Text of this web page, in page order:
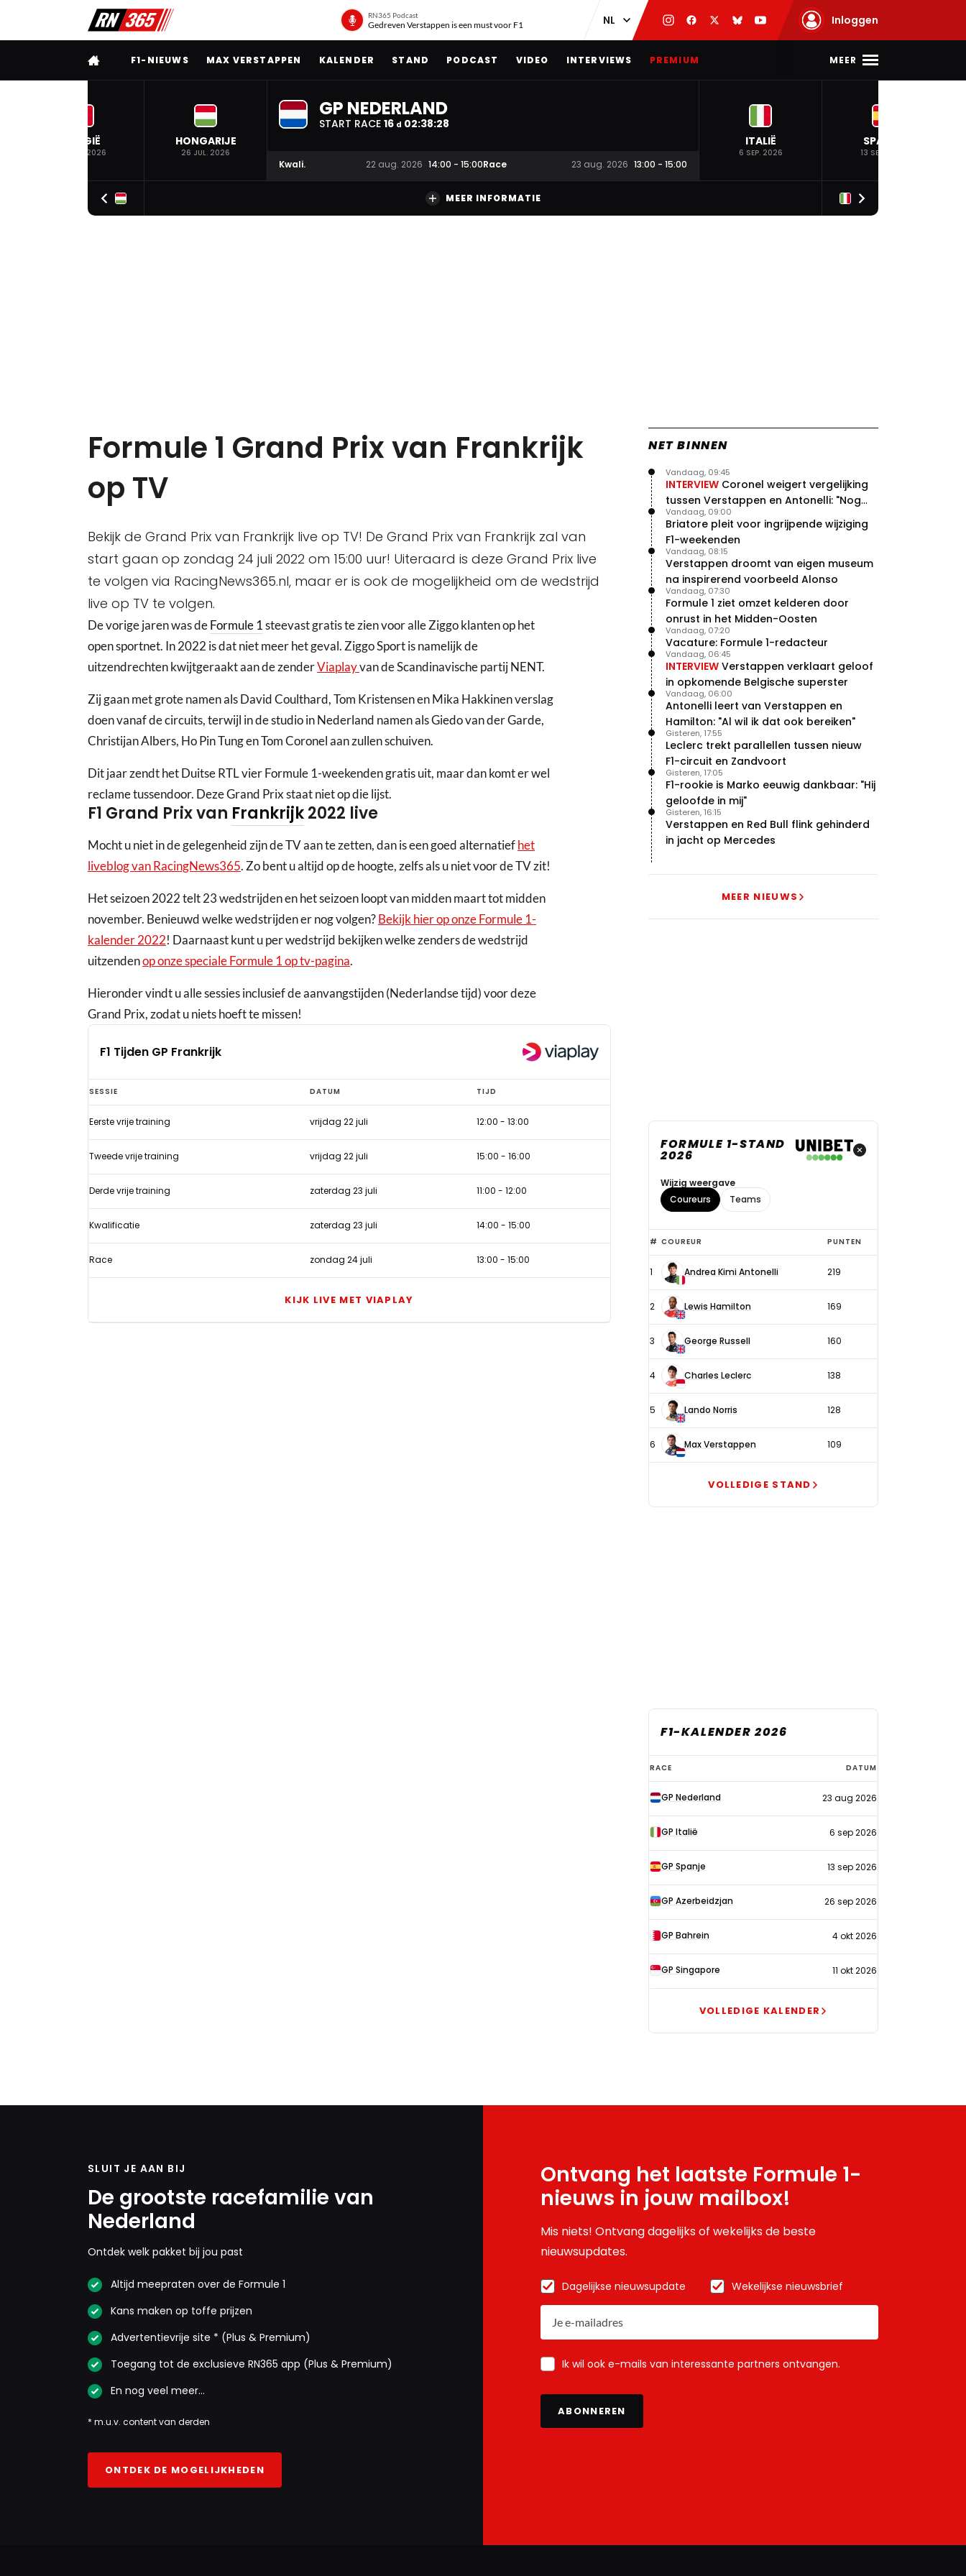
RN365 Podcast
Gedreven Verstappen is een must voor F1 Inloggen
VOLLEDIG MENU
F1-NIEUWS MAX VERSTAPPEN KALENDER STAND PODCAST VIDEO INTERVIEWS PREMIUM MEER
BELGIË
19 JUL. 2026
HONGARIJE
26 JUL. 2026
GP NEDERLAND
START RACE 16 d 02:38:28
Kwali. 22 aug. 2026 14:00 - 15:00Race 23 aug. 2026 13:00 - 15:00
ITALIË
6 SEP. 2026
SPANJE
13 SEP. 2026
MEER INFORMATIE
Formule 1 Grand Prix van Frankrijk
op TV
Bekijk de Grand Prix van Frankrijk live op TV! De Grand Prix van Frankrijk zal van
start gaan op zondag 24 juli 2022 om 15:00 uur! Uiteraard is deze Grand Prix live
te volgen via RacingNews365.nl, maar er is ook de mogelijkheid om de wedstrijd
live op TV te volgen.
De vorige jaren was deFormule 1steevast gratis te zien voor alle Ziggo klanten op het
open sportnet. In 2022 is dat niet meer het geval. Ziggo Sport is namelijk de
uitzendrechten kwijtgeraakt aan de zenderViaplayvan de Scandinavische partij NENT.
Zij gaan met grote namen als David Coulthard, Tom Kristensen en Mika Hakkinen verslag
doen vanaf de circuits, terwijl in de studio in Nederland namen als Giedo van der Garde,
Christijan Albers, Ho Pin Tung en Tom Coronel aan zullen schuiven.
Dit jaar zendt het Duitse RTL vier Formule 1-weekenden gratis uit, maar dan komt er wel
reclame tussendoor. Deze Grand Prix staat niet op die lijst.
F1 Grand Prix van Frankrijk2022 live
Mocht u niet in de gelegenheid zijn de TV aan te zetten, dan is een goed alternatiefhet
liveblog van RacingNews365. Zo bent u altijd op de hoogte, zelfs als u niet voor de TV zit!
Het seizoen 2022 telt 23 wedstrijden en het seizoen loopt van midden maart tot midden
november. Benieuwd welke wedstrijden er nog volgen?Bekijk hier op onze Formule 1-
kalender 2022! Daarnaast kunt u per wedstrijd bekijken welke zenders de wedstrijd
uitzendenop onze speciale Formule 1 op tv-pagina.
Hieronder vindt u alle sessies inclusief de aanvangstijden (Nederlandse tijd) voor deze
Grand Prix, zodat u niets hoeft te missen!
F1 Tijden GP Frankrijk
F1
Tijden
GP
Frankrijk
SESSIE DATUM TIJD
Eerste vrije training vrijdag 22 juli 12:00 - 13:00
Tweede vrije training vrijdag 22 juli 15:00 - 16:00
Derde vrije training zaterdag 23 juli 11:00 - 12:00
Kwalificatie zaterdag 23 juli 14:00 - 15:00
Race zondag 24 juli 13:00 - 15:00
KIJK LIVE MET VIAPLAY
NET BINNEN
INTERVIEW Coronel weigert vergelijking
tussen Verstappen en Antonelli: "Nog
niet dat niveau"
Vandaag, 09:45
Briatore pleit voor ingrijpende wijziging
F1-weekenden
Vandaag, 09:00
Verstappen droomt van eigen museum
na inspirerend voorbeeld Alonso
Vandaag, 08:15
Formule 1 ziet omzet kelderen door
onrust in het Midden-Oosten
Vandaag, 07:30
Vacature: Formule 1-redacteur
Vandaag, 07:20
INTERVIEW Verstappen verklaart geloof
in opkomende Belgische superster
Vandaag, 06:45
Antonelli leert van Verstappen en
Hamilton: "Al wil ik dat ook bereiken"
Vandaag, 06:00
Leclerc trekt parallellen tussen nieuw
F1-circuit en Zandvoort
Gisteren, 17:55
F1-rookie is Marko eeuwig dankbaar: "Hij
geloofde in mij"
Gisteren, 17:05
Verstappen en Red Bull flink gehinderd
in jacht op Mercedes
Gisteren, 16:15
MEER NIEUWS
FORMULE 1-STAND
2026
Wijzig weergave
Coureurs
Teams
Top
6
coureurs
# COUREUR PUNTEN
1 Andrea Kimi Antonelli 219
2 Lewis Hamilton 169
3 George Russell 160
4 Charles Leclerc 138
5 Lando Norris 128
6 Max Verstappen 109
VOLLEDIGE STAND
F1-KALENDER 2026
F1-
kalender
2026
RACE DATUM
GP Nederland 23 aug 2026
GP Italië 6 sep 2026
GP Spanje 13 sep 2026
GP Azerbeidzjan 26 sep 2026
GP Bahrein 4 okt 2026
GP Singapore 11 okt 2026
VOLLEDIGE KALENDER
SLUIT JE AAN BIJ
De grootste racefamilie van
Nederland
Ontdek welk pakket bij jou past
Altijd meepraten over de Formule 1
Kans maken op toffe prijzen
Advertentievrije site * (Plus & Premium)
Toegang tot de exclusieve RN365 app (Plus & Premium)
En nog veel meer…
* m.u.v. content van derden
ONTDEK DE MOGELIJKHEDEN
Ontvang het laatste Formule 1-
nieuws in jouw mailbox!
Mis niets! Ontvang dagelijks of wekelijks de beste
nieuwsupdates.
Dagelijkse nieuwsupdate Wekelijkse nieuwsbrief
Ik wil ook e-mails van interessante partners ontvangen.
ABONNEREN